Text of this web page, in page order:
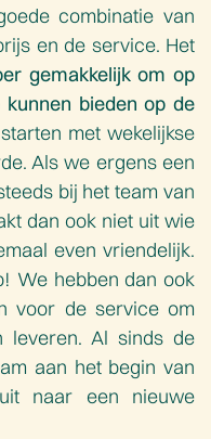
combinatie van
en de service. Het
gemakkelijk om op
bieden op de
met wekelijkse
Als we ergens een
bij het team van
dan ook niet uit wie
even vriendelijk.
We hebben dan ook
voor de service om
Al sinds de
aan het begin van
naar een nieuwe